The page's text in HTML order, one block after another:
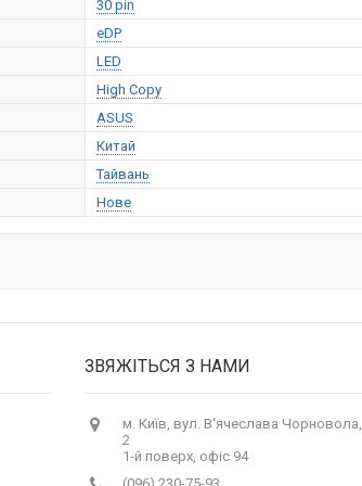
30 pin
eDP
LED
High Copy
ASUS
Китай
Тайвань
Нове
ЗВЯЖІТЬСЯ З НАМИ
м. Київ, вул. В'ячеслава Чорновола,
2
1-й поверх, офіс 94